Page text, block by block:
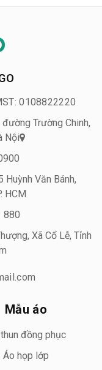
0108822220
Trường Chinh,
Nội
Văn Bánh,
HCM
880
Xã Cổ Lễ, Tỉnh
Mẫu áo
đồng phục
Áo họp lớp